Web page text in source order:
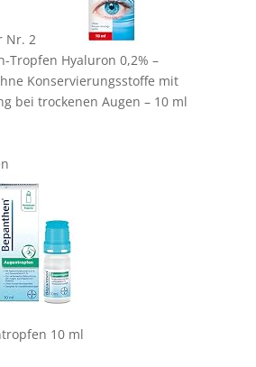
Nr. 2
Tropfen Hyaluron 0,2% –
Konservierungsstoffe mit
bei trockenen Augen – 10 ml
10 ml